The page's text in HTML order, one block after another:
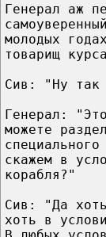
Генерал аж
молодых
товарищ
Сив: "Ну так
Генерал:
можете
скажем в
корабля?"
Сив: "Да
хоть в